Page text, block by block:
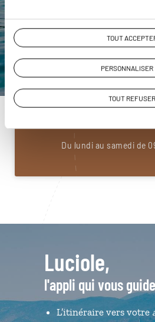
TOUT
PERSONNALISER
TOUT REFUSER
DEMANDER UN
ou
Construisez votre voyage avec
01 85 08
Du lundi au samedi de
Luciole,
l'appli qui vous
L’itinéraire vers votre